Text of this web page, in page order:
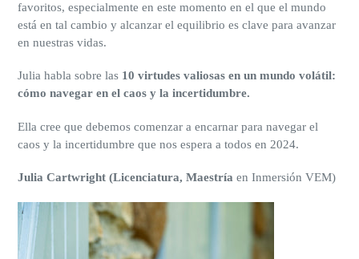
favoritos, especialmente en este momento en el que el mundo
está en tal cambio y alcanzar el equilibrio es clave para avanzar
en nuestras vidas.
Julia habla sobre las 10 virtudes valiosas en un mundo volátil:
cómo navegar en el caos y la incertidumbre.
Ella cree que debemos comenzar a encarnar para navegar el
caos y la incertidumbre que nos espera a todos en 2024.
Julia Cartwright (Licenciatura, Maestría en Inmersión VEM)